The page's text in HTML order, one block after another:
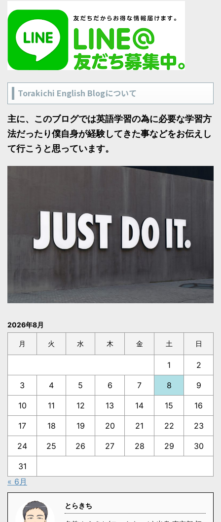
Torakichi English Blogについて
主に、このブログでは英語学習の為に必要な学習方
法だったり僕自身が経験してきた事などをお伝えし
て行こうと思っています。
2026年8月
月 火 水 木 金 土 日
1 2
3 4 5 6 7 8 9
10 11 12 13 14 15 16
17 18 19 20 21 22 23
24 25 26 27 28 29 30
31
« 6月
とらきち